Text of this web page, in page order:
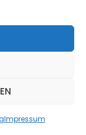
Impressum